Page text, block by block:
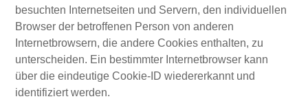
besuchten Internetseiten und Servern, den individuellen
Browser der betroffenen Person von anderen
Internetbrowsern, die andere Cookies enthalten, zu
unterscheiden. Ein bestimmter Internetbrowser kann
über die eindeutige Cookie-ID wiedererkannt und
identifiziert werden.